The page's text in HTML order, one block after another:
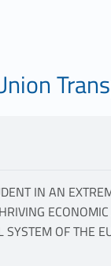
IN AN
OF THE